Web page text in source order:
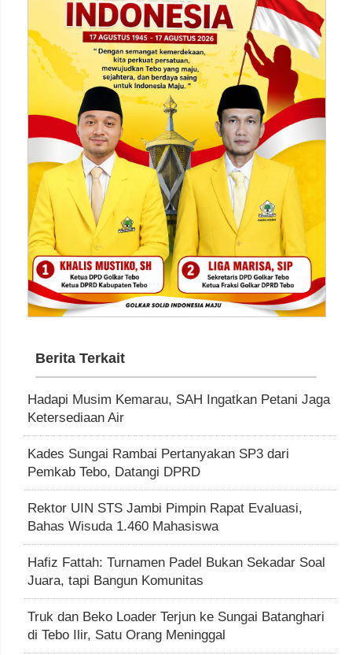
Berita Terkait
Hadapi Musim Kemarau, SAH Ingatkan Petani Jaga
Ketersediaan Air
Kades Sungai Rambai Pertanyakan SP3 dari
Pemkab Tebo, Datangi DPRD
Rektor UIN STS Jambi Pimpin Rapat Evaluasi,
Bahas Wisuda 1.460 Mahasiswa
Hafiz Fattah: Turnamen Padel Bukan Sekadar Soal
Juara, tapi Bangun Komunitas
Truk dan Beko Loader Terjun ke Sungai Batanghari
di Tebo Ilir, Satu Orang Meninggal